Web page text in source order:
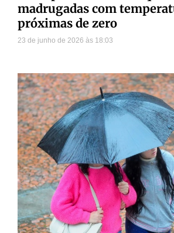
madrugadas com
próximas de zero
23 de junho de 2026 18:03